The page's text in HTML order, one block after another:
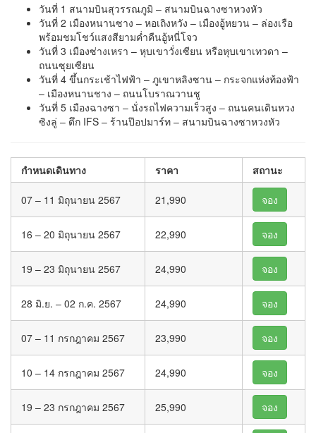
วันที่ 1 สนามบินสุวรรณภูมิ – สนามบินฉางซาหวงหัว
วันที่ 2 เมืองหนานซาง – หอเถิงหวัง – เมืองอู้หยวน – ล่องเรือ
พร้อมชมโชว์แสงสียามค่ำคืนอู้หนี่โจว
วันที่ 3 เมืองซ่างเหรา – หุบเขาวั่งเซียน หรือหุบเขาเทวดา –
ถนนซุยเซียน
วันที่ 4 ขึ้นกระเช้าไฟฟ้า – ภูเขาหลิงซาน – กระจกแห่งท้องฟ้า
– เมืองหนานชาง – ถนนโบราณวานชู
วันที่ 5 เมืองฉางซา – นั่งรถไฟความเร็วสูง – ถนนคนเดินหวง
ซิงลู่ – ตึก IFS – ร้านป๊อปมาร์ท – สนามบินฉางซาหวงหัว
กำหนดเดินทาง ราคา สถานะ
07 – 11 มิถุนายน 2567 21,990 จอง
16 – 20 มิถุนายน 2567 22,990 จอง
19 – 23 มิถุนายน 2567 24,990 จอง
28 มิ.ย. – 02 ก.ค. 2567 24,990 จอง
07 – 11 กรกฎาคม 2567 23,990 จอง
10 – 14 กรกฎาคม 2567 24,990 จอง
19 – 23 กรกฎาคม 2567 25,990 จอง